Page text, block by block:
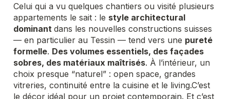
Celui qui a vu quelques chantiers ou visité plusieurs
appartements le sait : le style architectural
dominant dans les nouvelles constructions suisses
— en particulier au Tessin — tend vers une pureté
formelle. Des volumes essentiels, des façades
sobres, des matériaux maîtrisés. À l’intérieur, un
choix presque “naturel” : open space, grandes
vitreries, continuité entre la cuisine et le living.C’est
le décor idéal pour un projet contemporain. Et c’est